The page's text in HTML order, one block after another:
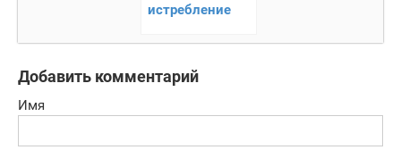
истребление
Добавить комментарий
Имя